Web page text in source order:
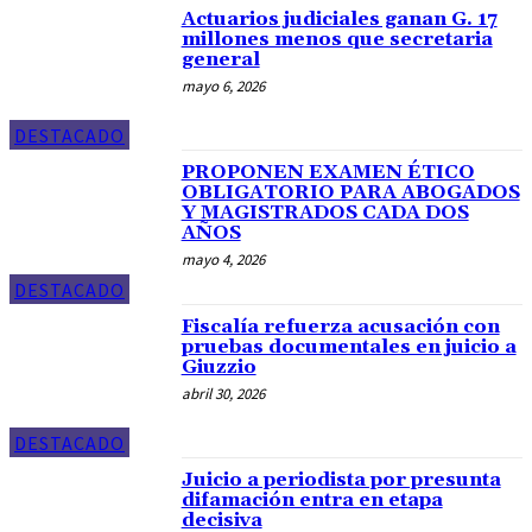
DESTACADO
Actuarios judiciales ganan G. 17
millones menos que secretaria
general
mayo 6, 2026
DESTACADO
PROPONEN EXAMEN ÉTICO
OBLIGATORIO PARA ABOGADOS
Y MAGISTRADOS CADA DOS
AÑOS
mayo 4, 2026
DESTACADO
Fiscalía refuerza acusación con
pruebas documentales en juicio a
Giuzzio
abril 30, 2026
Juicio a periodista por presunta
difamación entra en etapa
decisiva